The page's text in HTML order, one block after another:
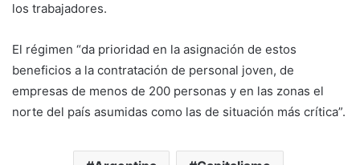
los trabajadores.
El régimen “da prioridad en la asignación de estos
beneficios a la contratación de personal joven, de
empresas de menos de 200 personas y en las zonas el
norte del país asumidas como las de situación más crítica”.